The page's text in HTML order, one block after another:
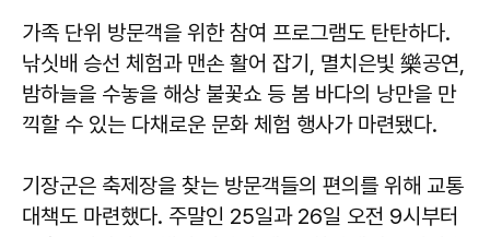
가족 단위 방문객을 위한 참여 프로그램도 탄탄하다.
낚싯배 승선 체험과 맨손 활어 잡기, 멸치은빛 樂공연,
밤하늘을 수놓을 해상 불꽃쇼 등 봄 바다의 낭만을 만
끽할 수 있는 다채로운 문화 체험 행사가 마련됐다.
기장군은 축제장을 찾는 방문객들의 편의를 위해 교통
대책도 마련했다. 주말인 25일과 26일 오전 9시부터